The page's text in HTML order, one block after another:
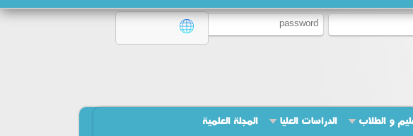
و الطلاب الدراسات العليا
المجلة العلمية